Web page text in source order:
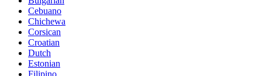
Cebuano
Chichewa
Corsican
Croatian
Dutch
Estonian
Filipino